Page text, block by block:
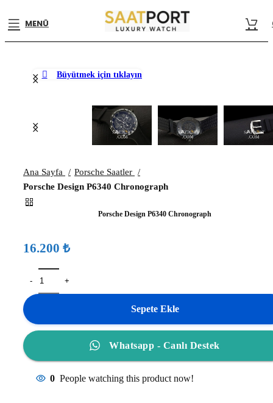
MENÜ
Büyütmek için tıklayın
Ana Sayfa
Porsche Saatler
Porsche Design P6340 Chronograph
Porsche Design P6340 Chronograph
₺
Sepete Ekle
Whatsapp - Canlı Destek
0 People watching this product now!